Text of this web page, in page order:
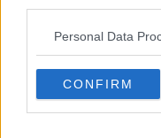
Personal Data
CONFIRM
Gli attori di
Arrestato
Panorama di
L'ultima